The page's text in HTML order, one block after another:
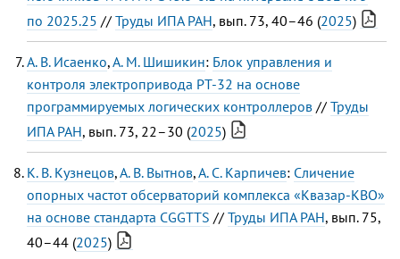
по 2025.25 // Труды ИПА РАН, вып. 73, 40–46 (2025)
А. В. Исаенко,А. М. Шишикин: Блок управления и
контроля электропривода РТ-32 на основе
программируемых логических контроллеров // Труды
ИПА РАН, вып. 73, 22–30 (2025)
К. В. Кузнецов,А. В. Вытнов,А. С. Карпичев: Сличение
опорных частот обсерваторий комплекса «Квазар-КВО»
на основе стандарта CGGTTS // Труды ИПА РАН, вып. 75,
40–44 (2025)